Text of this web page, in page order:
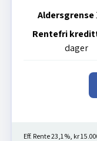
Aldersgrense
Rentefri
dager
Eff. Rente 23,1 %, kr